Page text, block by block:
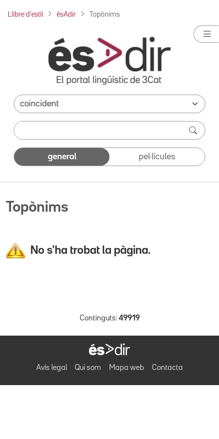
Llibre d'estil ésAdir Topònims
general pel·lícules
Topònims
No s'ha trobat la pàgina.
Continguts: 49919
Avís legal Qui som Mapa web Contacta